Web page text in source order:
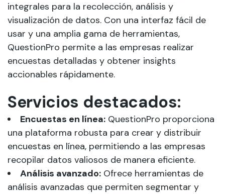
integrales para la recolección, análisis y
visualización de datos. Con una interfaz fácil de
usar y una amplia gama de herramientas,
QuestionPro permite a las empresas realizar
encuestas detalladas y obtener insights
accionables rápidamente.
Servicios destacados:
Encuestas en línea: QuestionPro proporciona
una plataforma robusta para crear y distribuir
encuestas en línea, permitiendo a las empresas
recopilar datos valiosos de manera eficiente.
Análisis avanzado: Ofrece herramientas de
análisis avanzadas que permiten segmentar y